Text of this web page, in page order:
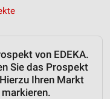
von EDEKA.
Sie das Prospekt
Ihren Markt
markieren.